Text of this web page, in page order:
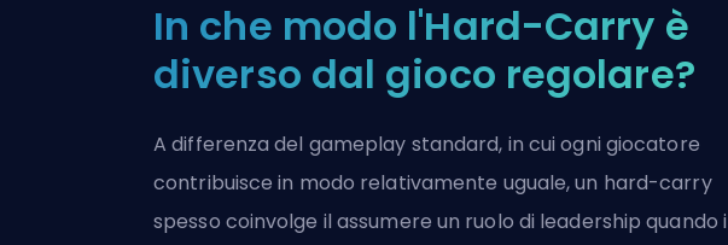
In che modo l'Hard-Carry è
diverso dal gioco regolare?
A differenza del gameplay standard, in cui ogni giocatore
contribuisce in modo relativamente uguale, un hard-carry
spesso coinvolge il assumere un ruolo di leadership quando i